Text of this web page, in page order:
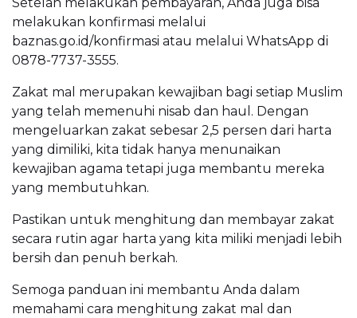
Setelah melakukan pembayaran, Anda juga bisa
melakukan konfirmasi melalui
baznas.go.id/konfirmasi atau melalui WhatsApp di
0878-7737-3555.
Zakat mal merupakan kewajiban bagi setiap Muslim
yang telah memenuhi nisab dan haul. Dengan
mengeluarkan zakat sebesar 2,5 persen dari harta
yang dimiliki, kita tidak hanya menunaikan
kewajiban agama tetapi juga membantu mereka
yang membutuhkan.
Pastikan untuk menghitung dan membayar zakat
secara rutin agar harta yang kita miliki menjadi lebih
bersih dan penuh berkah.
Semoga panduan ini membantu Anda dalam
memahami cara menghitung zakat mal dan